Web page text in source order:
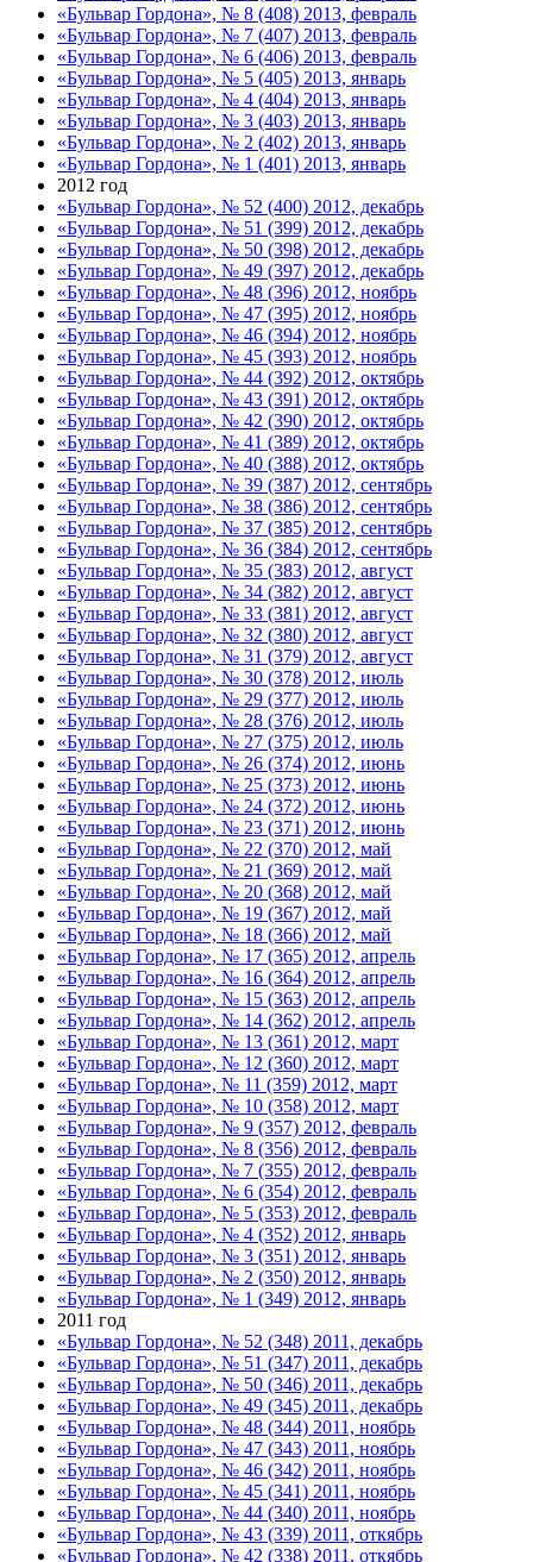
«Бульвар Гордона», № 8 (408) 2013, февраль
«Бульвар Гордона», № 7 (407) 2013, февраль
«Бульвар Гордона», № 6 (406) 2013, февраль
«Бульвар Гордона», № 5 (405) 2013, январь
«Бульвар Гордона», № 4 (404) 2013, январь
«Бульвар Гордона», № 3 (403) 2013, январь
«Бульвар Гордона», № 2 (402) 2013, январь
«Бульвар Гордона», № 1 (401) 2013, январь
2012 год
«Бульвар Гордона», № 52 (400) 2012, декабрь
«Бульвар Гордона», № 51 (399) 2012, декабрь
«Бульвар Гордона», № 50 (398) 2012, декабрь
«Бульвар Гордона», № 49 (397) 2012, декабрь
«Бульвар Гордона», № 48 (396) 2012, ноябрь
«Бульвар Гордона», № 47 (395) 2012, ноябрь
«Бульвар Гордона», № 46 (394) 2012, ноябрь
«Бульвар Гордона», № 45 (393) 2012, ноябрь
«Бульвар Гордона», № 44 (392) 2012, октябрь
«Бульвар Гордона», № 43 (391) 2012, октябрь
«Бульвар Гордона», № 42 (390) 2012, октябрь
«Бульвар Гордона», № 41 (389) 2012, октябрь
«Бульвар Гордона», № 40 (388) 2012, октябрь
«Бульвар Гордона», № 39 (387) 2012, сентябрь
«Бульвар Гордона», № 38 (386) 2012, сентябрь
«Бульвар Гордона», № 37 (385) 2012, сентябрь
«Бульвар Гордона», № 36 (384) 2012, сентябрь
«Бульвар Гордона», № 35 (383) 2012, август
«Бульвар Гордона», № 34 (382) 2012, август
«Бульвар Гордона», № 33 (381) 2012, август
«Бульвар Гордона», № 32 (380) 2012, август
«Бульвар Гордона», № 31 (379) 2012, август
«Бульвар Гордона», № 30 (378) 2012, июль
«Бульвар Гордона», № 29 (377) 2012, июль
«Бульвар Гордона», № 28 (376) 2012, июль
«Бульвар Гордона», № 27 (375) 2012, июль
«Бульвар Гордона», № 26 (374) 2012, июнь
«Бульвар Гордона», № 25 (373) 2012, июнь
«Бульвар Гордона», № 24 (372) 2012, июнь
«Бульвар Гордона», № 23 (371) 2012, июнь
«Бульвар Гордона», № 22 (370) 2012, май
«Бульвар Гордона», № 21 (369) 2012, май
«Бульвар Гордона», № 20 (368) 2012, май
«Бульвар Гордона», № 19 (367) 2012, май
«Бульвар Гордона», № 18 (366) 2012, май
«Бульвар Гордона», № 17 (365) 2012, апрель
«Бульвар Гордона», № 16 (364) 2012, апрель
«Бульвар Гордона», № 15 (363) 2012, апрель
«Бульвар Гордона», № 14 (362) 2012, апрель
«Бульвар Гордона», № 13 (361) 2012, март
«Бульвар Гордона», № 12 (360) 2012, март
«Бульвар Гордона», № 11 (359) 2012, март
«Бульвар Гордона», № 10 (358) 2012, март
«Бульвар Гордона», № 9 (357) 2012, февраль
«Бульвар Гордона», № 8 (356) 2012, февраль
«Бульвар Гордона», № 7 (355) 2012, февраль
«Бульвар Гордона», № 6 (354) 2012, февраль
«Бульвар Гордона», № 5 (353) 2012, февраль
«Бульвар Гордона», № 4 (352) 2012, январь
«Бульвар Гордона», № 3 (351) 2012, январь
«Бульвар Гордона», № 2 (350) 2012, январь
«Бульвар Гордона», № 1 (349) 2012, январь
2011 год
«Бульвар Гордона», № 52 (348) 2011, декабрь
«Бульвар Гордона», № 51 (347) 2011, декабрь
«Бульвар Гордона», № 50 (346) 2011, декабрь
«Бульвар Гордона», № 49 (345) 2011, декабрь
«Бульвар Гордона», № 48 (344) 2011, ноябрь
«Бульвар Гордона», № 47 (343) 2011, ноябрь
«Бульвар Гордона», № 46 (342) 2011, ноябрь
«Бульвар Гордона», № 45 (341) 2011, ноябрь
«Бульвар Гордона», № 44 (340) 2011, ноябрь
«Бульвар Гордона», № 43 (339) 2011, откябрь
«Бульвар Гордона», № 42 (338) 2011, откябрь